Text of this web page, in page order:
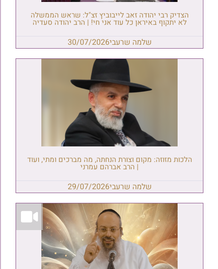
הצדיק רבי יהודה זאב לייבוביץ זצ"ל: שראש הממשלה
לא יתקוף באיראן כל עוד אני חי! | הרב יהודה סעדיה
שלמה שרעבי30/07/2026
הלכות מזוזה: מקום וצורת הנחתה, מה מברכים ומתי, ועוד
| הרב אברהם עמרני
שלמה שרעבי29/07/2026